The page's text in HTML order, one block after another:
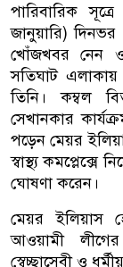
পারিবারিক
জানুয়ারি) দিনভর
খোঁজখবর নেন
সতিঘাট এলাকায়
তিনি। কম্বল
সেখানকার
পড়েন মেয়র
স্বাস্থ্য
ঘোষণা করেন।
মেয়র ইলিয়াস
আওয়ামী লীগের
স্বেচ্ছাসেবী ও